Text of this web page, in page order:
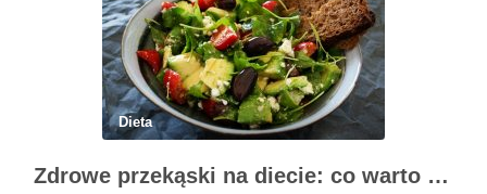
Dieta
Zdrowe przekąski na diecie: co warto wiedzieć i wybrać?